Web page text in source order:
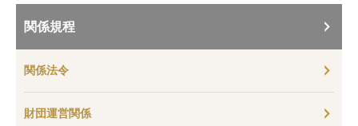
関係規程
関係法令
財団運営関係